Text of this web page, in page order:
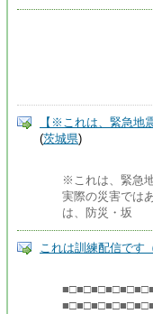
【※これは、緊急地
(茨城県)
※これは、緊急
実際の災害では
は、防災・坂
これは訓練配信です
■□■□■□■□■□■□■
■□■□■□■□■□■□■